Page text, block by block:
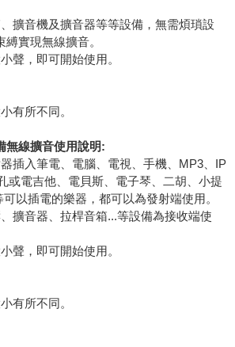
擴音機及擴音器等等設備，無需煩瑣設
實現無線擴音。
聲，即可開始使用。
有所不同。
無線擴音使用說明:
插入筆電、電腦、電視、手機、MP3、IP
或電吉他、電貝斯、電子琴、二胡、小提
以插電的樂器，都可以為發射端使用。
擴音器、拉桿音箱...等設備為接收端使
聲，即可開始使用。
有所不同。